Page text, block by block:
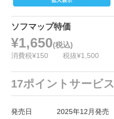
ソフマップ特価
¥1,650(税込)
消費税¥150 税抜¥1,500
17ポイントサービス
発売日 2025年12月発売